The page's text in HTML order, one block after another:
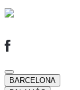
BARCELONA